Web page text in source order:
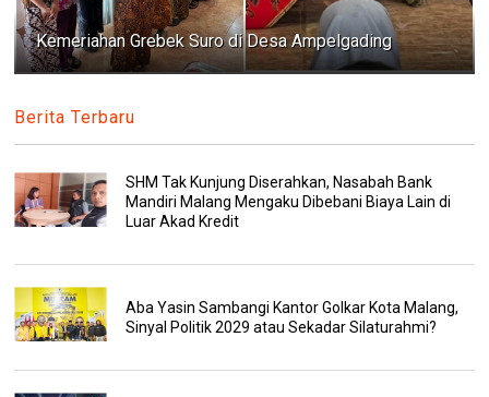
Kemeriahan Grebek Suro di Desa Ampelgading
Berita Terbaru
SHM Tak Kunjung Diserahkan, Nasabah Bank
Mandiri Malang Mengaku Dibebani Biaya Lain di
Luar Akad Kredit
Aba Yasin Sambangi Kantor Golkar Kota Malang,
Sinyal Politik 2029 atau Sekadar Silaturahmi?